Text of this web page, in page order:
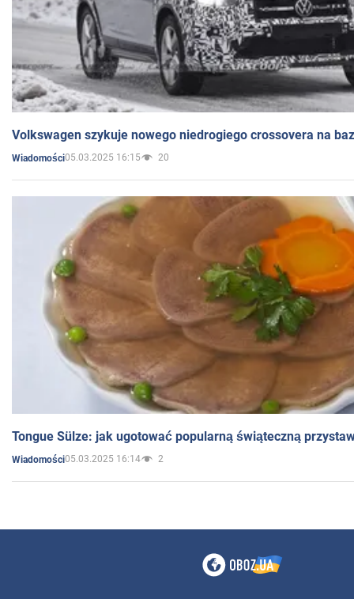
Volkswagen szykuje nowego niedrogiego crossovera na
Wiadomości05.03.2025 16:15 20
Tongue Sülze: jak ugotować popularną świąteczną
Wiadomości05.03.2025 16:14 2